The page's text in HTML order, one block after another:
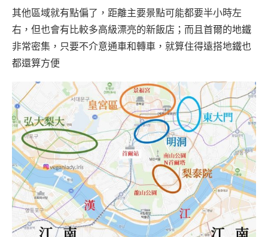
其他區域就有點偏了，距離主要景點可能都要半小時左
右，但也會有比較多高級漂亮的新飯店；而且首爾的地鐵
非常密集，只要不介意通車和轉車，就算住得遠搭地鐵也
都還算方便